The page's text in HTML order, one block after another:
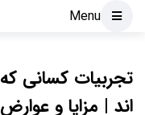
Menu
تجربیات کسانی
اند | مزایا و عوارض